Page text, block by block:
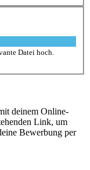
Datei hoch.
deinem Online-
Link, um
Bewerbung per